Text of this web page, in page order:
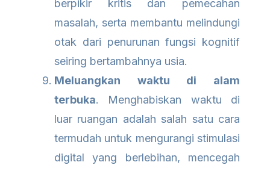
berpikir kritis dan pemecahan
masalah, serta membantu melindungi
otak dari penurunan fungsi kognitif
seiring bertambahnya usia.
Meluangkan waktu di alam
terbuka. Menghabiskan waktu di
luar ruangan adalah salah satu cara
termudah untuk mengurangi stimulasi
digital yang berlebihan, mencegah